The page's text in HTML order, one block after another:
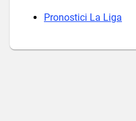
Pronostici La Liga